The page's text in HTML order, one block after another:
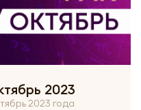
2023
2023 года